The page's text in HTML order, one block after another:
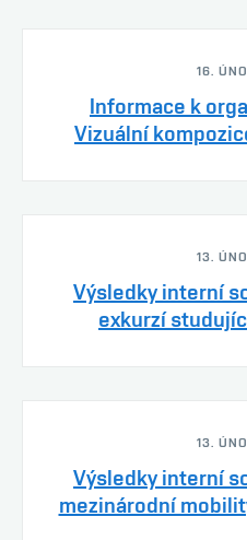
16.
Informace k
Vizuální
13.
Výsledky interní
exkurzí
13.
Výsledky interní
mezinárodní